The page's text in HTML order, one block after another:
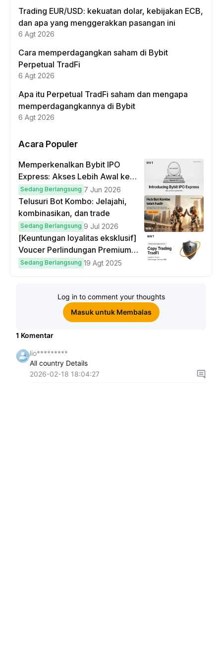
Trading EUR/USD: kekuatan dolar, kebijakan ECB,
dan apa yang menggerakkan pasangan ini
6 Agt 2026
Cara memperdagangkan saham di Bybit
Perpetual TradFi
6 Agt 2026
Apa itu Perpetual TradFi saham dan mengapa
memperdagangkannya di Bybit
6 Agt 2026
Acara Populer
Memperkenalkan Bybit IPO
Express: Akses Lebih Awal ke
IPO Global!
Sedang Berlangsung 7 Jun 2026
Telusuri Bot Kombo: Jelajahi,
kombinasikan, dan trade
Sedang Berlangsung 9 Jul 2026
[Keuntungan loyalitas eksklusif]
Voucer Perlindungan Premium
hingga $50
Sedang Berlangsung 19 Agt 2025
Log in to comment your thoughts
Masuk untuk Membalas
1 Komentar
lio*********
All country Details
2026-02-18 18:04:27